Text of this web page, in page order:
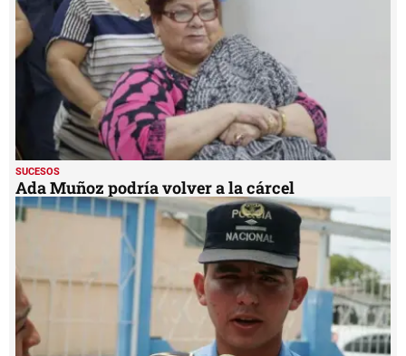
SUCESOS
Ada Muñoz podría volver a la cárcel